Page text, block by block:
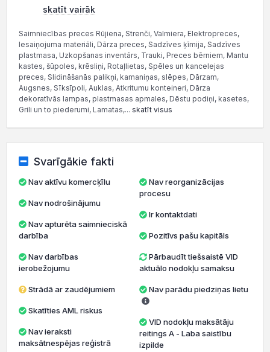
skatīt vairāk
Saimniecības preces Rūjiena, Strenči, Valmiera, Elektropreces,
Iesaiņojuma materiāli, Dārza preces, Sadzīves ķīmija, Sadzīves
plastmasa, Uzkopšanas inventārs, Trauki, Preces bērniem, Mantu
kastes, šūpoles, krēsliņi, Rotaļlietas, Spēles un kancelejas
preces, Slidināšanās palikņi, kamaniņas, slēpes, Dārzam,
Augsnes, Sīksīpoli, Auklas, Atkritumu konteineri, Dārza
dekoratīvās lampas, plastmasas apmales, Dēstu podiņi, kasetes,
Grili un to piederumi, Lamatas,... skatīt visus
Svarīgākie fakti
Nav aktīvu komercķīlu
Nav nodrošinājumu
darbība
ierobežojumu
Strādā ar zaudējumiem
Skatīties AML riskus
maksātnespējas reģistrā
Nav reorganizācijas
procesu
Ir kontaktdati
Pozitīvs pašu kapitāls
Pārbaudīt tiešsaistē VID
aktuālo nodokļu samaksu
Nav parādu piedziņas lietu
VID nodokļu maksātāju
reitings A - Laba saistību
izpilde